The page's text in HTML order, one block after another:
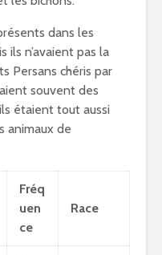
dans les
ils n’avaient pas la
Persans chéris par
souvent des
étaient tout aussi
animaux de
Fréq
uen
ce
Race